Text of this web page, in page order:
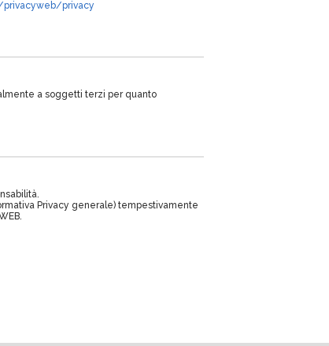
privacyweb/privacy
a soggetti terzi per quanto
Privacy generale) tempestivamente